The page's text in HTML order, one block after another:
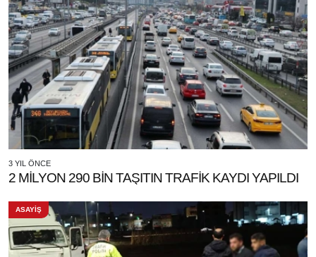
3 YIL ÖNCE
2 MİLYON 290 BİN TAŞITIN TRAFİK KAYDI YAPILDI
ASAYİŞ